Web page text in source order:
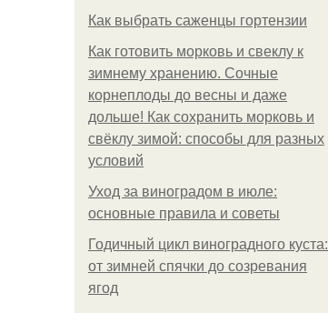
Как выбрать саженцы гортензии
Как готовить морковь и свеклу к
зимнему хранению. Сочные
корнеплоды до весны и даже
дольше! Как сохранить морковь и
свёклу зимой: способы для разных
условий
Уход за виноградом в июле:
основные правила и советы
Годичный цикл виноградного куста:
от зимней спячки до созревания
ягод